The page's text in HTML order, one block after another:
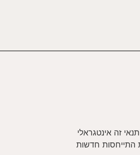
זה אינטגראלי
התייחסות חדשות